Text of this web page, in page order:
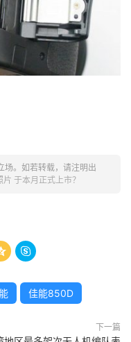
场。如若转载，请注明出
于本月正式上市？

佳能850D
下一篇